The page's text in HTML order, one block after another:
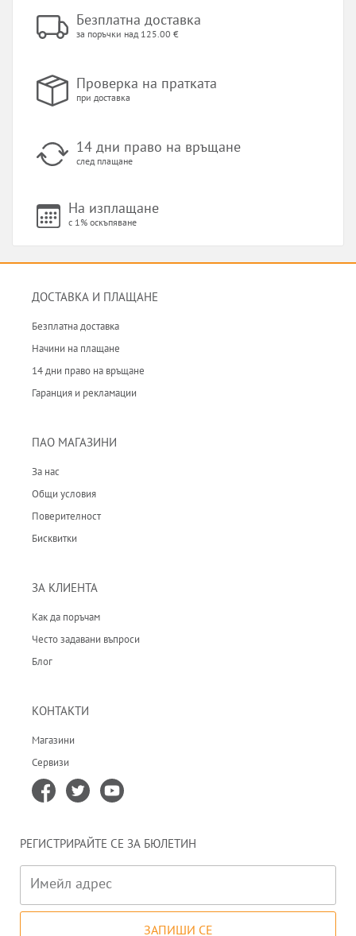
Безплатна доставка
за поръчки над 125.00 €
Проверка на пратката
при доставка
14 дни право на връщане
след плащане
На изплащане
с 1% оскъпяване
ДОСТАВКА И ПЛАЩАНЕ
Безплатна доставка
Начини на плащане
14 дни право на връщане
Гаранция и рекламации
ПАО МАГАЗИНИ
За нас
Общи условия
Поверителност
Бисквитки
ЗА КЛИЕНТА
Как да поръчам
Често задавани въпроси
Блог
КОНТАКТИ
Магазини
Сервизи
РЕГИСТРИРАЙТЕ СЕ ЗА БЮЛЕТИН
Имейл адрес
ЗАПИШИ СЕ